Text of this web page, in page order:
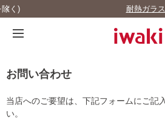
耐熱ガラス食器を安全にご使
お問い合わせ
当店へのご要望は、下記フォームにご記
い。